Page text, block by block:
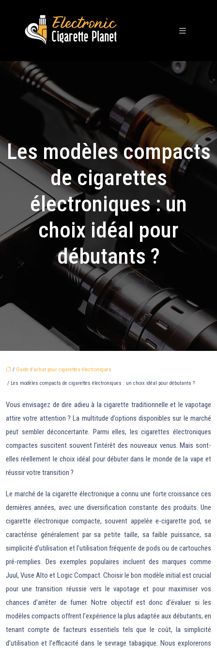
Les modèles compacts
de cigarettes
électroniques : un
choix idéal pour
débutants ?
/ Guide d’achat pour cigarettes électroniques
/ Les modèles compacts de cigarettes électroniques : un choix idéal pour débutants ?
Vous envisagez de dire adieu à la cigarette traditionnelle et le vapotage
attire votre attention ? La multitude d’options disponibles sur le marché
peut sembler déconcertante. Parmi elles, les cigarettes électroniques
compactes suscitent souvent l’intérêt des nouveaux venus. Mais sont-
elles réellement le choix idéal pour débuter dans le monde de la vape et
réussir votre transition ?
Le marché de la cigarette électronique a connu une forte croissance ces
dernières années, avec une diversification constante des produits. Une
cigarette électronique compacte, souvent appelée e-cigarette pod, se
caractérise généralement par sa petite taille, sa faible puissance, sa
simplicité d’utilisation et l’utilisation fréquente de pods ou de cartouches
pré-remplies. Des exemples populaires incluent des marques comme
Juul, Vuse Alto et Logic Compact. Choisir le bon modèle initial est crucial
pour une transition réussie vers le vapotage et pour maximiser vos
chances d’arrêter de fumer. Notre objectif est donc d’évaluer si les
modèles compacts offrent l’expérience la plus adaptée aux débutants, en
tenant compte de facteurs essentiels tels que le coût, la simplicité
d’utilisation et l’efficacité dans le sevrage tabagique. Nous explorerons